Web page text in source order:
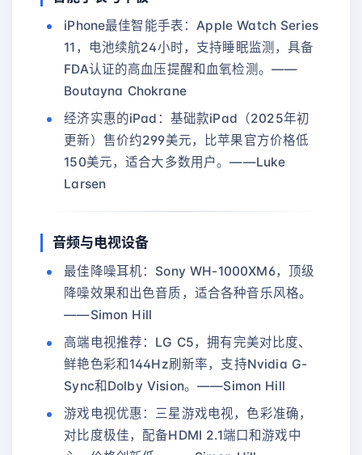
iPhone最佳智能手表：Apple Watch Series
11，电池续航24小时，支持睡眠监测，具备
FDA认证的高血压提醒和血氧检测。——
Boutayna Chokrane
经济实惠的iPad：基础款iPad（2025年初
更新）售价约299美元，比苹果官方价格低
150美元，适合大多数用户。——Luke
Larsen
音频与电视设备
最佳降噪耳机：Sony WH-1000XM6，顶级
降噪效果和出色音质，适合各种音乐风格。
——Simon Hill
高端电视推荐：LG C5，拥有完美对比度、
鲜艳色彩和144Hz刷新率，支持Nvidia G-
Sync和Dolby Vision。——Simon Hill
游戏电视优惠：三星游戏电视，色彩准确，
对比度极佳，配备HDMI 2.1端口和游戏中